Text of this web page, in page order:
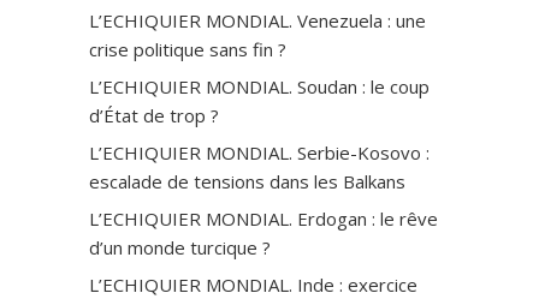
L’ECHIQUIER MONDIAL. Venezuela : une
crise politique sans fin ?
L’ECHIQUIER MONDIAL. Soudan : le coup
d’État de trop ?
L’ECHIQUIER MONDIAL. Serbie-Kosovo :
escalade de tensions dans les Balkans
L’ECHIQUIER MONDIAL. Erdogan : le rêve
d’un monde turcique ?
L’ECHIQUIER MONDIAL. Inde : exercice